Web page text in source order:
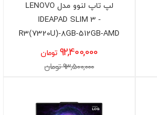
لپ تاپ لنوو مدل LENOVO
IDEAPAD SLIM 3 -
R3(7320U)-8GB-512GB-AMD
92,400,000 تومان
93,500,000 تومان